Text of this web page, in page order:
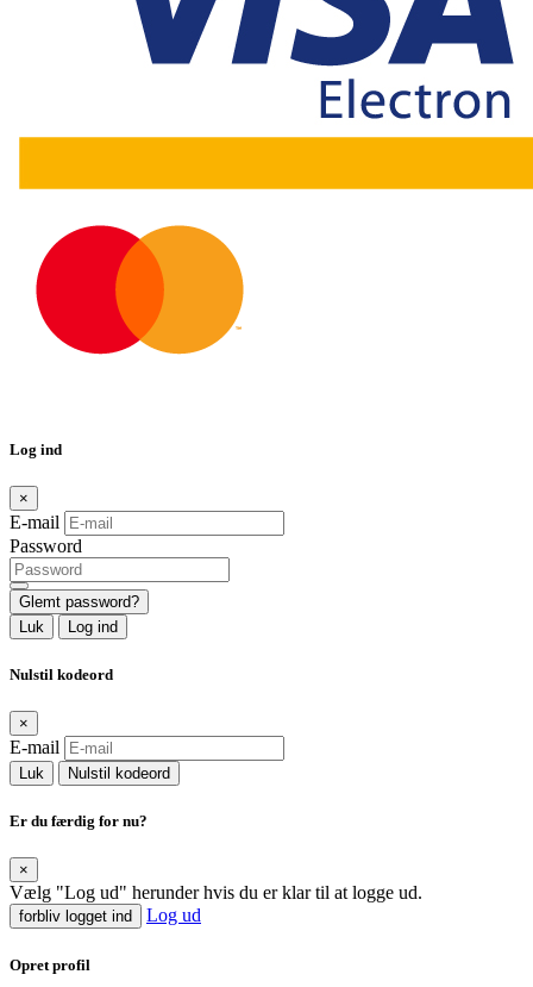
Log ind
×
E-mail
Password
Glemt password?
Luk
Log ind
Nulstil kodeord
×
E-mail
Luk Nulstil kodeord
Er du færdig for nu?
×
Vælg "Log ud" herunder hvis du er klar til at logge ud.
forbliv logget ind Log ud
Opret profil